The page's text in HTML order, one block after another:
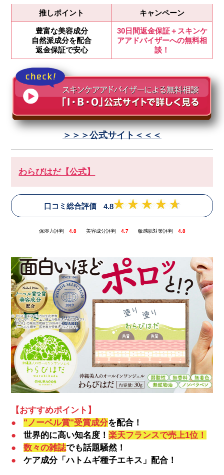
推しポイント キャンペーン
豊富な美容成分
自然派成分を配合
返金保証で安心
30日間返金保証＋スキンケ
アアドバイザーへの無料相
談！
＞＞＞公式サイト＜＜＜
わらびはだ【公式】
口コミ総合評価 4.8
保湿力評判 4.8 美容成分評判 4.7 敏感肌対策評判 4.8
【おすすめポイント】
●
"ノーベル賞"受賞成分を配合！
●
世界的に高い知名度！楽天フランスで売上1位！
●
数々の雑誌でも話題騒然！
●
ケア成分「ハトムギ種子エキス」配合！